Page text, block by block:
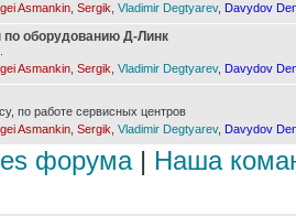
Asmankin Sergik Vladimir Degtyarev, Davydov
оборудованию Д-Линк
Asmankin Sergik Vladimir Degtyarev, Davydov
по работе сервисных центров
Asmankin Sergik Vladimir Degtyarev, Davydov
форума| Наша